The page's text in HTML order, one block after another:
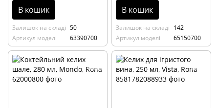
В кошик
Залишок на складі 50
Артикул моделі
63390700
В кошик
Залишок на складі 142
Артикул моделі
65150700